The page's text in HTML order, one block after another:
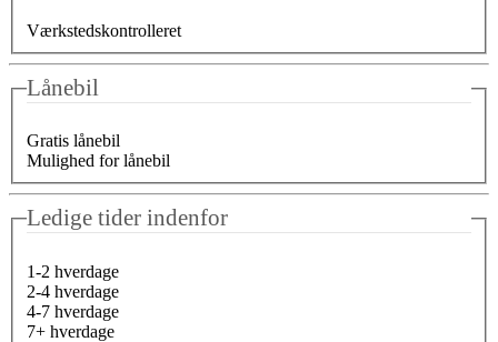
Værkstedskontrolleret
Lånebil
Gratis lånebil
Mulighed for lånebil
Ledige tider indenfor
1-2 hverdage
2-4 hverdage
4-7 hverdage
7+ hverdage